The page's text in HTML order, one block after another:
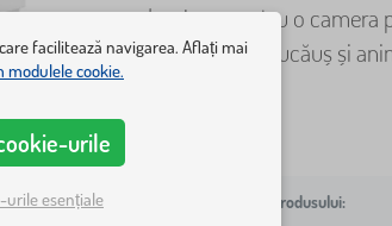
luminos pentru o camera
design de tipi jucăuș și
facilitează navigarea. Aflați mai
cookie.
urile
urile esențiale